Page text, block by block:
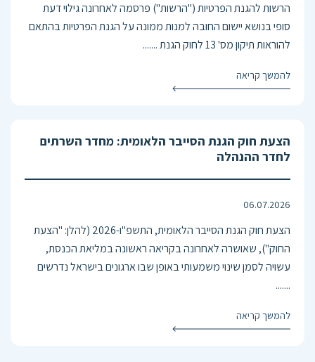
הרשות להגנת הפרטיות ("הרשות") פרסמה לאחרונה גילוי דעת
סופי בנושא יישום החובה למנות ממונה על הגנת הפרטיות בהתאם
להוראות תיקון מס' 13 לחוק הגנת .......
להמשך קריאה
הצעת חוק הגנת הסייבר הלאומית: מחדר השרתים
לחדר ההנהלה
06.07.2026
הצעת חוק הגנת הסייבר הלאומית, התשפ"ו-2026 (להלן: "הצעת
החוק"), שאושרה לאחרונה בקריאה ראשונה במליאת הכנסת,
עשויה לסמן שינוי משמעותי באופן שבו ארגונים בישראל נדרשים
.......
להמשך קריאה